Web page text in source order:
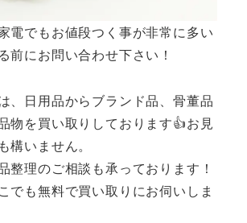
電でもお値段つく事が非常に多い
前にお問い合わせ下さい！
、日用品からブランド品、骨董品
物を買い取りしております👍お見
構いません。
整理のご相談も承っております！
でも無料で買い取りにお伺いしま